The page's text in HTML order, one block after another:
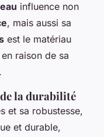
influence non
, mais aussi sa
est le matériau
en raison de sa
la durabilité
et sa robustesse,
et durable,